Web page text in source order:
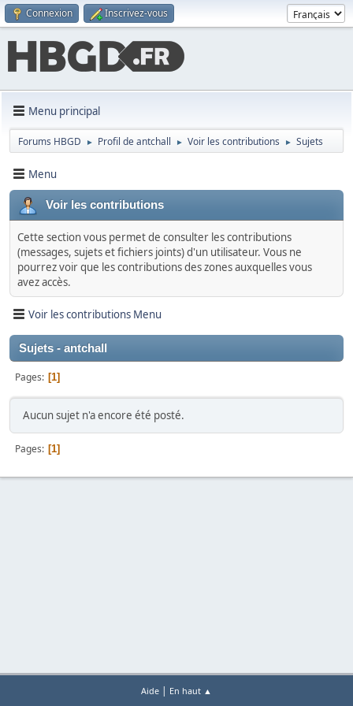
Connexion Inscrivez-vous
Menu principal
Forums HBGD ► Profil de antchall ► Voir les contributions ► Sujets
Menu
Voir les contributions
Cette section vous permet de consulter les contributions
(messages, sujets et fichiers joints) d'un utilisateur. Vous ne
pourrez voir que les contributions des zones auxquelles vous
avez accès.
Voir les contributions Menu
Sujets - antchall
Pages 1
Aucun sujet n'a encore été posté.
Pages 1
Aide | En haut ▲